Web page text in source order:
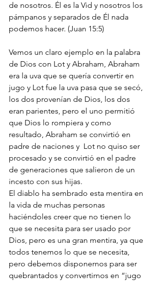
de nosotros. Él es la Vid y nosotros los
pámpanos y separados de Él nada
podemos hacer. (Juan 15:5)
Vemos un claro ejemplo en la palabra
de Dios con Lot y Abraham, Abraham
era la uva que se quería convertir en
jugo y Lot fue la uva pasa que se secó,
los dos provenían de Dios, los dos
eran parientes, pero el uno permitió
que Dios lo rompiera y como
resultado, Abraham se convirtió en
padre de naciones y  Lot no quiso ser
procesado y se convirtió en el padre
de generaciones que salieron de un
incesto con sus hijas.
El diablo ha sembrado esta mentira en
la vida de muchas personas
haciéndoles creer que no tienen lo
que se necesita para ser usado por
Dios, pero es una gran mentira, ya que
todos tenemos lo que se necesita,
pero debemos disponernos para ser
quebrantados y convertirnos en “jugo